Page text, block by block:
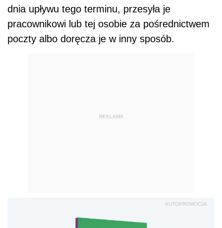
dnia upływu tego terminu, przesyła je
pracownikowi lub tej osobie za pośrednictwem
poczty albo doręcza je w inny sposób.
REKLAMA
AUTOPROMOCJA